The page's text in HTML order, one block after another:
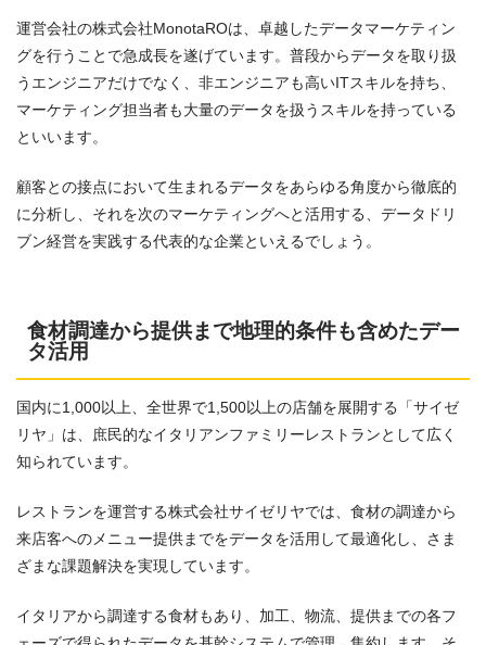
運営会社の株式会社MonotaROは、卓越したデータマーケティン
グを行うことで急成長を遂げています。普段からデータを取り扱
うエンジニアだけでなく、非エンジニアも高いITスキルを持ち、
マーケティング担当者も大量のデータを扱うスキルを持っている
といいます。
顧客との接点において生まれるデータをあらゆる角度から徹底的
に分析し、それを次のマーケティングへと活用する、データドリ
ブン経営を実践する代表的な企業といえるでしょう。
食材調達から提供まで地理的条件も含めたデー
タ活用
国内に1,000以上、全世界で1,500以上の店舗を展開する「サイゼ
リヤ」は、庶民的なイタリアンファミリーレストランとして広く
知られています。
レストランを運営する株式会社サイゼリヤでは、食材の調達から
来店客へのメニュー提供までをデータを活用して最適化し、さま
ざまな課題解決を実現しています。
イタリアから調達する食材もあり、加工、物流、提供までの各フ